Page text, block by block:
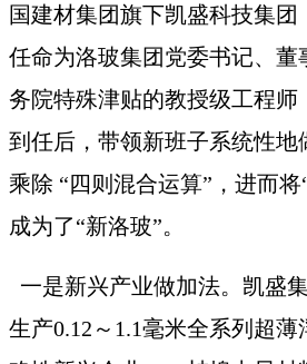
国建材集团旗下凯盛科技集团
任命为洛玻集团党委书记、董
务院特殊津贴的教授级工程师
到任后，带领新班子系统性地
乘除 “四则混合运算”，进而
成为了“新洛玻”。
一是新兴产业做加法。凯盛
生产0.12～1.1毫米全系列超